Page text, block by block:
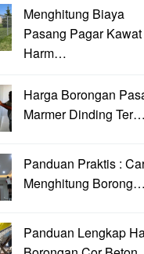
Menghitung Biaya
Pasang Pagar Kawat
Harm…
Harga Borongan
Marmer Dinding Ter…
Panduan Praktis :
Menghitung Borong…
Panduan Lengkap